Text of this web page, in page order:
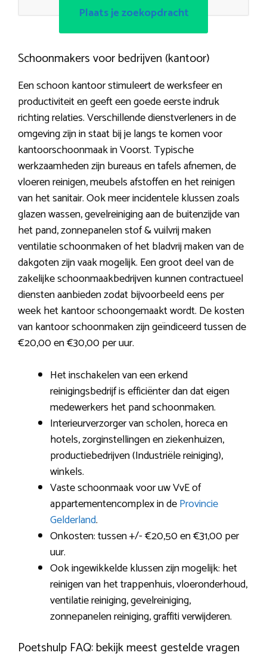
Plaats je zoekopdracht
Schoonmakers voor bedrijven (kantoor)
Een schoon kantoor stimuleert de werksfeer en
productiviteit en geeft een goede eerste indruk
richting relaties. Verschillende dienstverleners in de
omgeving zijn in staat bij je langs te komen voor
kantoorschoonmaak in Voorst. Typische
werkzaamheden zijn bureaus en tafels afnemen, de
vloeren reinigen, meubels afstoffen en het reinigen
van het sanitair. Ook meer incidentele klussen zoals
glazen wassen, gevelreiniging aan de buitenzijde van
het pand, zonnepanelen stof & vuilvrij maken
ventilatie schoonmaken of het bladvrij maken van de
dakgoten zijn vaak mogelijk. Een groot deel van de
zakelijke schoonmaakbedrijven kunnen contractueel
diensten aanbieden zodat bijvoorbeeld eens per
week het kantoor schoongemaakt wordt. De kosten
van kantoor schoonmaken zijn geïndiceerd tussen de
€20,00 en €30,00 per uur.
Het inschakelen van een erkend
reinigingsbedrijf is efficiënter dan dat eigen
medewerkers het pand schoonmaken.
Interieurverzorger van scholen, horeca en
hotels, zorginstellingen en ziekenhuizen,
productiebedrijven (Industriële reiniging),
winkels.
Vaste schoonmaak voor uw VvE of
appartementencomplex in deProvincie
Gelderland.
Onkosten: tussen +/- €20,50 en €31,00 per
uur.
Ook ingewikkelde klussen zijn mogelijk: het
reinigen van het trappenhuis, vloeronderhoud,
ventilatie reiniging, gevelreiniging,
zonnepanelen reiniging, graffiti verwijderen.
Poetshulp FAQ: bekijk meest gestelde vragen